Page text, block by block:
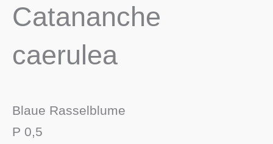
Catananche
caerulea
Blaue Rasselblume
P 0,5